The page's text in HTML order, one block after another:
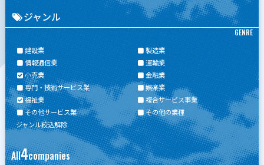
ジャンル
GENRE
建設業
製造業
情報通信業
運輸業
小売業
金融業
専門・技術サービス業
娯楽業
福祉業
複合サービス事業
その他サービス業
その他の業種
ジャンル絞込解除
All4companies